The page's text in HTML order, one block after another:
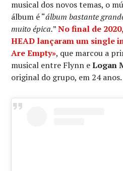
musical dos novos temas, o
álbum é “álbum bastante
muito épica.”No final de
HEAD lançaram um single
Are Empty», que marcou a
musical entre Flynn eLogan
original do grupo, em 24 anos.